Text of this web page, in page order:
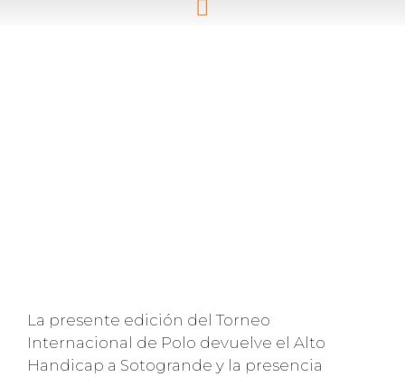
La presente edición del Torneo
Internacional de Polo devuelve el Alto
Handicap a Sotogrande y la presencia